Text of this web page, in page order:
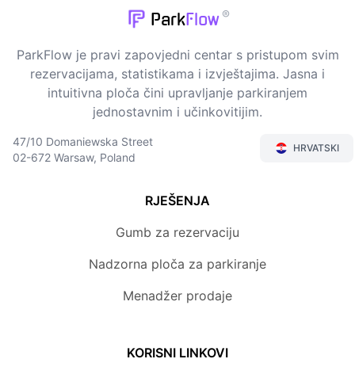
Park Flow ®
ParkFlow je pravi zapovjedni centar s pristupom svim
rezervacijama, statistikama i izvještajima. Jasna i
intuitivna ploča čini upravljanje parkiranjem
jednostavnim i učinkovitijim.
47/10 Domaniewska Street
02-672 Warsaw, Poland
HRVATSKI
RJEŠENJA
Gumb za rezervaciju
Nadzorna ploča za parkiranje
Menadžer prodaje
KORISNI LINKOVI